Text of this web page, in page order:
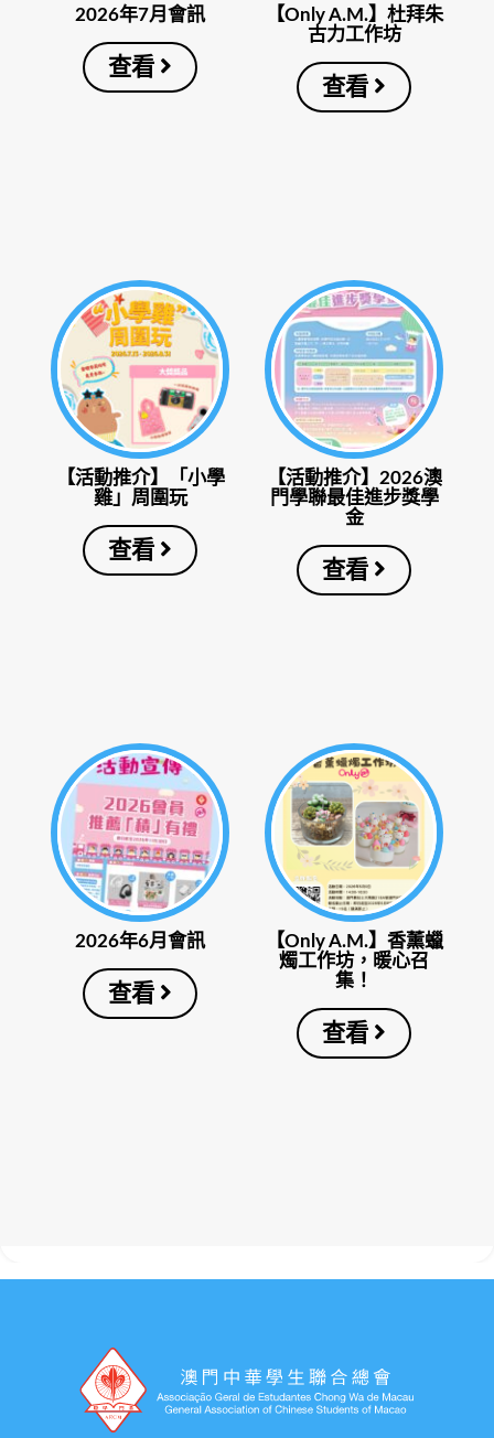
2026年7月會訊
查看
【Only A.M.】杜拜朱
古力工作坊
查看
【活動推介】「小學
雞」周圍玩
查看
【活動推介】2026澳
門學聯最佳進步獎學
金
查看
2026年6月會訊
查看
【Only A.M.】香薰蠟
燭工作坊，暖心召
集！
查看